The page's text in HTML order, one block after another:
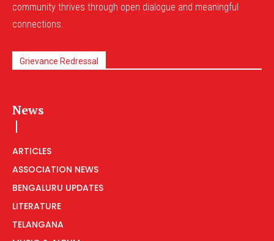
community thrives through open dialogue and meaningful
connections.
Grievance Redressal
News
ARTICLES
ASSOCIATION NEWS
BENGALURU UPDATES
LITERATURE
TELANGANA